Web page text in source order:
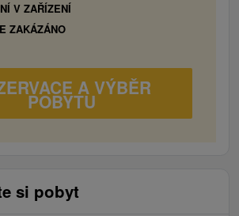
V ZAŘÍZENÍ
ZAKÁZÁNO
A VÝBĚR
POBYTU
si pobyt